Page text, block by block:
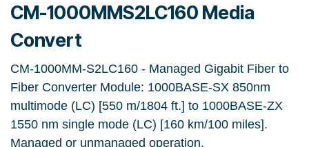
CM-1000MMS2LC160 Media
Convert
CM-1000MM-S2LC160 - Managed Gigabit Fiber to
Fiber Converter Module: 1000BASE-SX 850nm
multimode (LC) [550 m/1804 ft.] to 1000BASE-ZX
1550 nm single mode (LC) [160 km/100 miles].
Managed or unmanaged operation.